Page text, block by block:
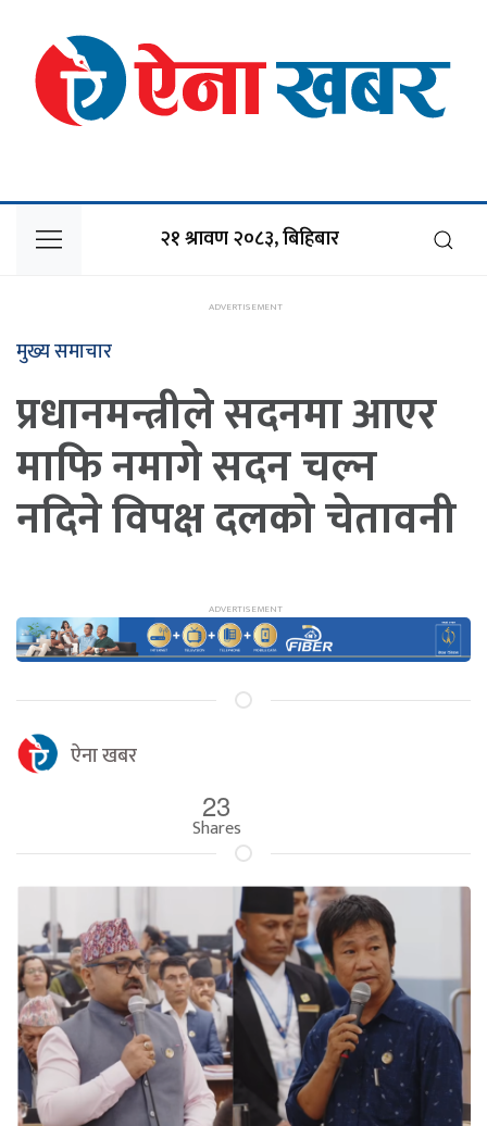
२१ श्रावण २०८३, बिहिबार
मुख्य समाचार
प्रधानमन्त्रीले सदनमा आएर
माफि नमागे सदन चल्न
नदिने विपक्ष दलको चेतावनी
ऐना खबर
23
Shares